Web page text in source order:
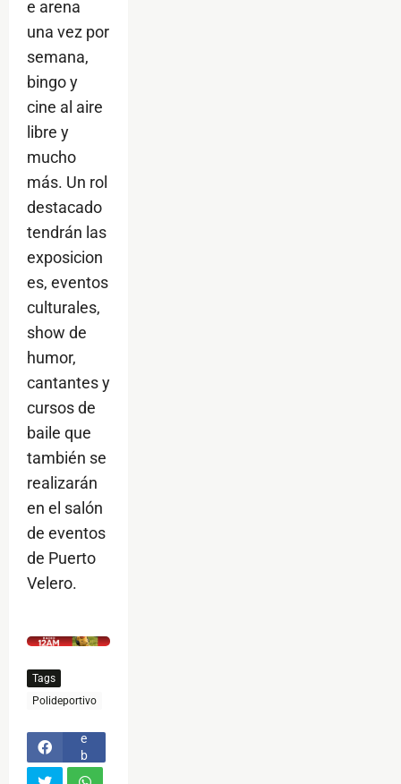
e arena
una vez por
semana,
bingo y
cine al aire
libre y
mucho
más. Un rol
destacado
tendrán las
exposicion
es, eventos
culturales,
show de
humor,
cantantes y
cursos de
baile que
también se
realizarán
en el salón
de eventos
de Puerto
Velero.
Tags
Polideportivo
a
e
b